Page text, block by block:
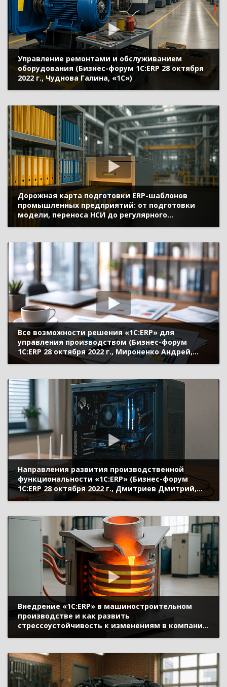
Управление ремонтами и обслуживанием
оборудования (Бизнес-форум 1С:ERP 28 октября
2022 г., Чуднова Галина, «1С»)
Дорожная карта подготовки ERP-шаблонов
промышленных предприятий: от подготовки
модели, переноса НСИ до регулярного
сопровождения (Бизнес-форум 1С:ERP 28
Все возможности решения «1С:ERP» для
управления производством (Бизнес-форум
1С:ERP 28 октября 2022 г., Мироненко Андрей,
«1С»)
Направления развития производственной
функциональности «1С:ERP» (Бизнес-форум
1С:ERP 28 октября 2022 г., Дмитриев Дмитрий,
«1С»)
Внедрение «1С:ERP» в машиностроительном
производстве и как развить
стрессоустойчивость к изменениям в компании
(Бизнес-форум 1С:ERP онлайн 18 ноября 2020 г.,
литейно-машиностроительный завод»,
Мастяев Владимир, «Exsolc